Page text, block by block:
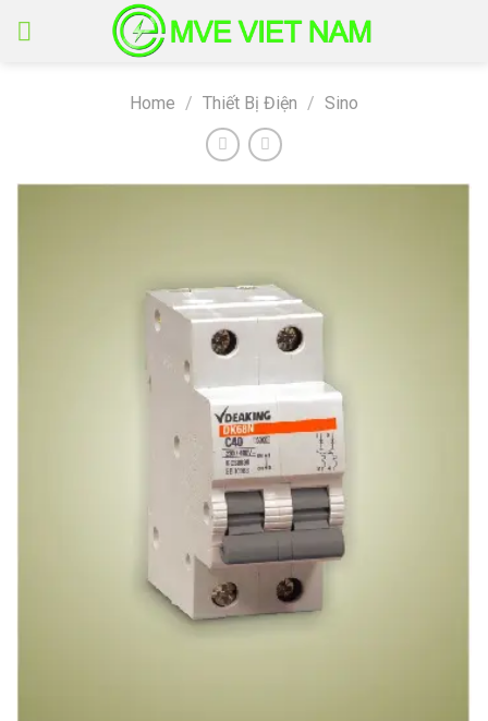
Home / Thiết Bị Điện / Sino